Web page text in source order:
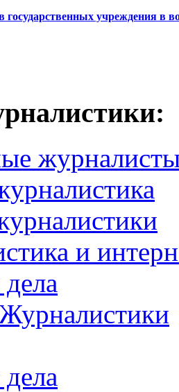
учреждения в
и